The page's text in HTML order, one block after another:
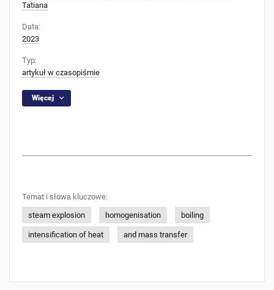
Tatiana
Data:
2023
Typ:
artykuł w czasopiśmie
Więcej
Temat i słowa kluczowe:
steam explosion
homogenisation boiling
intensification of heat and mass transfer